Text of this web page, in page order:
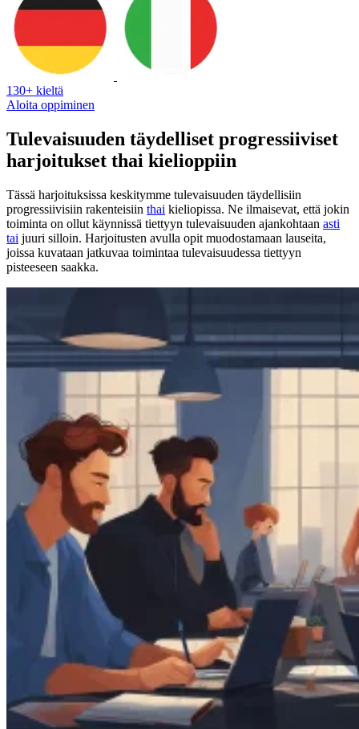
130+ kieltä
Aloita oppiminen
Tulevaisuuden täydelliset progressiiviset
harjoitukset thai kielioppiin
Tässä harjoituksissa keskitymme tulevaisuuden täydellisiin
progressiivisiin rakenteisiin thai kieliopissa. Ne ilmaisevat, että jokin
toiminta on ollut käynnissä tiettyyn tulevaisuuden ajankohtaan asti
tai juuri silloin. Harjoitusten avulla opit muodostamaan lauseita,
joissa kuvataan jatkuvaa toimintaa tulevaisuudessa tiettyyn
pisteeseen saakka.